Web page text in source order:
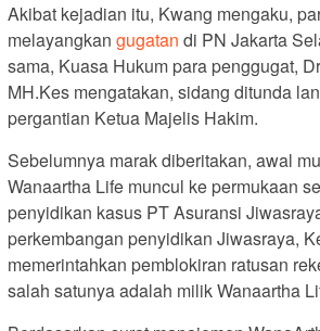
Akibat kejadian itu, Kwang mengaku,
melayangkan gugatan di PN Jakarta
sama, Kuasa Hukum para penggugat,
MH.Kes mengatakan, sidang ditunda
pergantian Ketua Majelis Hakim.
Sebelumnya marak diberitakan, awal
Wanaartha Life muncul ke permukaan
penyidikan kasus PT Asuransi
perkembangan penyidikan Jiwasraya,
memerintahkan pemblokiran ratusan
salah satunya adalah milik Wanaartha